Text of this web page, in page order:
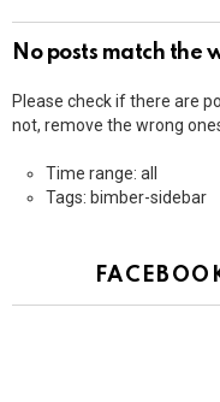
No posts match the
Please check if there are
not, remove the wrong
Time range: all
Tags: bimber-sidebar